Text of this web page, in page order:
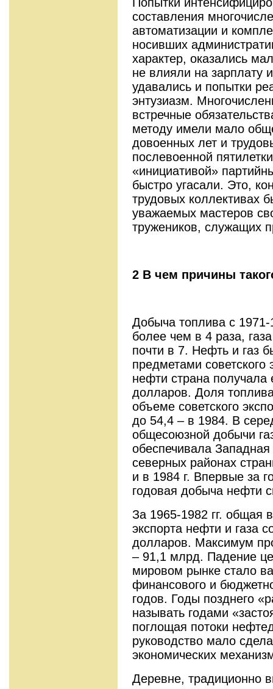
составления
автоматизации и
носивших
характер, оказались
не влияли на зарплату
удавались и попытки
энтузиазм.
встречные
методу имели мало
довоенных лет и
послевоенной
«инициативой»
быстро угасали. Это,
трудовых коллективах
уважаемых мастеров
тружеников, служащих
2 В чем причины
Добыча топлива с
более чем в 4 раза,
почти в 7. Нефть и газ
предметами советского
нефти страна
долларов. Доля
объеме советского
до 54,4 – в 1984. В
общесоюзной добычи
обеспечивала
северных районах
и в 1984 г. Впервые за
годовая добыча нефти
За 1965-1982 гг. общая
экспорта нефти и газа
долларов. Максимум
– 91,1 млрд. Падение
мировом рынке стало
финансового и
годов. Годы позднего
называть годами
поглощая потоки
руководство мало
экономических
Деревне, традиционно